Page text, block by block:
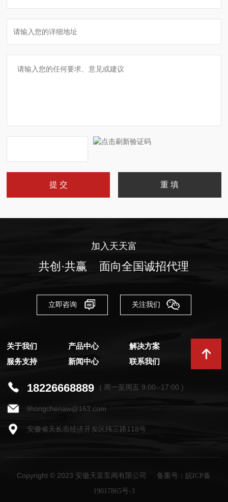
加入天天富
共创·共赢 面向全国诚招代理
立即咨询 关注我们
关于我们 产品中心
解决方案
服务支持
新闻中心 联系我们
18226668889 ( 周一至周五 9:00--17:00 )
lihongchenaw@163.com
安徽省天长市经济开发区纬三路118号
Copyright © 2023 安徽天富泵阀有限公司 备案号：皖ICP备
19017865号-3